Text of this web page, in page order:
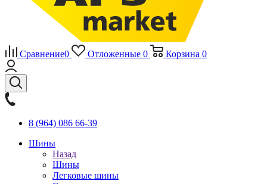
Сравнение0 Отложенные 0 Корзина 0
8 (964) 086 66-39
Шины
Назад
Шины
Легковые шины